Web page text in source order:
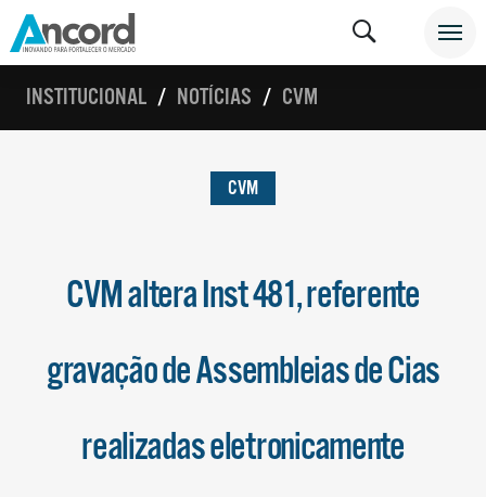
INSTITUCIONAL NOTÍCIAS CVM
CVM
CVM altera Inst 481, referente
gravação de Assembleias de Cias
realizadas eletronicamente